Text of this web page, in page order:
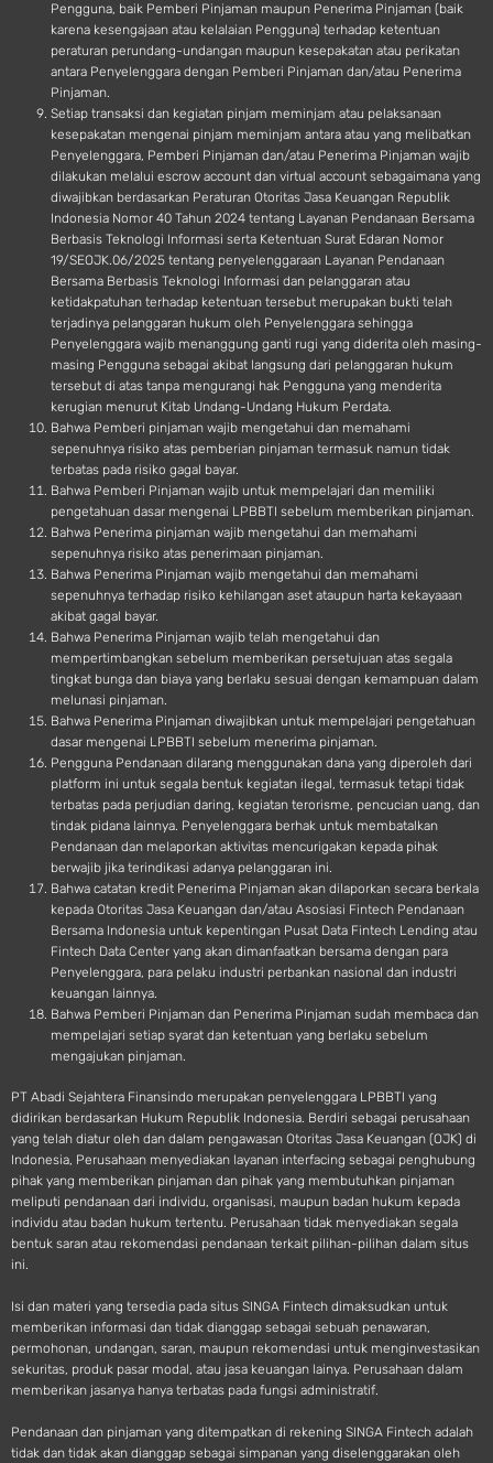
Pengguna, baik Pemberi Pinjaman maupun Penerima Pinjaman (baik
karena kesengajaan atau kelalaian Pengguna) terhadap ketentuan
peraturan perundang-undangan maupun kesepakatan atau perikatan
antara Penyelenggara dengan Pemberi Pinjaman dan/atau Penerima
Pinjaman.
Setiap transaksi dan kegiatan pinjam meminjam atau pelaksanaan
kesepakatan mengenai pinjam meminjam antara atau yang melibatkan
Penyelenggara, Pemberi Pinjaman dan/atau Penerima Pinjaman wajib
dilakukan melalui escrow account dan virtual account sebagaimana yang
diwajibkan berdasarkan Peraturan Otoritas Jasa Keuangan Republik
Indonesia Nomor 40 Tahun 2024 tentang Layanan Pendanaan Bersama
Berbasis Teknologi Informasi serta Ketentuan Surat Edaran Nomor
19/SEOJK.06/2025 tentang penyelenggaraan Layanan Pendanaan
Bersama Berbasis Teknologi Informasi dan pelanggaran atau
ketidakpatuhan terhadap ketentuan tersebut merupakan bukti telah
terjadinya pelanggaran hukum oleh Penyelenggara sehingga
Penyelenggara wajib menanggung ganti rugi yang diderita oleh masing-
masing Pengguna sebagai akibat langsung dari pelanggaran hukum
tersebut di atas tanpa mengurangi hak Pengguna yang menderita
kerugian menurut Kitab Undang-Undang Hukum Perdata.
Bahwa Pemberi pinjaman wajib mengetahui dan memahami
sepenuhnya risiko atas pemberian pinjaman termasuk namun tidak
terbatas pada risiko gagal bayar.
Bahwa Pemberi Pinjaman wajib untuk mempelajari dan memiliki
pengetahuan dasar mengenai LPBBTI sebelum memberikan pinjaman.
Bahwa Penerima pinjaman wajib mengetahui dan memahami
sepenuhnya risiko atas penerimaan pinjaman.
Bahwa Penerima Pinjaman wajib mengetahui dan memahami
sepenuhnya terhadap risiko kehilangan aset ataupun harta kekayaaan
akibat gagal bayar.
Bahwa Penerima Pinjaman wajib telah mengetahui dan
mempertimbangkan sebelum memberikan persetujuan atas segala
tingkat bunga dan biaya yang berlaku sesuai dengan kemampuan dalam
melunasi pinjaman.
Bahwa Penerima Pinjaman diwajibkan untuk mempelajari pengetahuan
dasar mengenai LPBBTI sebelum menerima pinjaman.
Pengguna Pendanaan dilarang menggunakan dana yang diperoleh dari
platform ini untuk segala bentuk kegiatan ilegal, termasuk tetapi tidak
terbatas pada perjudian daring, kegiatan terorisme, pencucian uang, dan
tindak pidana lainnya. Penyelenggara berhak untuk membatalkan
Pendanaan dan melaporkan aktivitas mencurigakan kepada pihak
berwajib jika terindikasi adanya pelanggaran ini.
Bahwa catatan kredit Penerima Pinjaman akan dilaporkan secara berkala
kepada Otoritas Jasa Keuangan dan/atau Asosiasi Fintech Pendanaan
Bersama Indonesia untuk kepentingan Pusat Data Fintech Lending atau
Fintech Data Center yang akan dimanfaatkan bersama dengan para
Penyelenggara, para pelaku industri perbankan nasional dan industri
keuangan lainnya.
Bahwa Pemberi Pinjaman dan Penerima Pinjaman sudah membaca dan
mempelajari setiap syarat dan ketentuan yang berlaku sebelum
mengajukan pinjaman.
PT Abadi Sejahtera Finansindo merupakan penyelenggara LPBBTI yang
didirikan berdasarkan Hukum Republik Indonesia. Berdiri sebagai perusahaan
yang telah diatur oleh dan dalam pengawasan Otoritas Jasa Keuangan (OJK) di
Indonesia, Perusahaan menyediakan layanan interfacing sebagai penghubung
pihak yang memberikan pinjaman dan pihak yang membutuhkan pinjaman
meliputi pendanaan dari individu, organisasi, maupun badan hukum kepada
individu atau badan hukum tertentu. Perusahaan tidak menyediakan segala
bentuk saran atau rekomendasi pendanaan terkait pilihan-pilihan dalam situs
ini.
Isi dan materi yang tersedia pada situs SINGA Fintech dimaksudkan untuk
memberikan informasi dan tidak dianggap sebagai sebuah penawaran,
permohonan, undangan, saran, maupun rekomendasi untuk menginvestasikan
sekuritas, produk pasar modal, atau jasa keuangan lainya. Perusahaan dalam
memberikan jasanya hanya terbatas pada fungsi administratif.
Pendanaan dan pinjaman yang ditempatkan di rekening SINGA Fintech adalah
tidak dan tidak akan dianggap sebagai simpanan yang diselenggarakan oleh